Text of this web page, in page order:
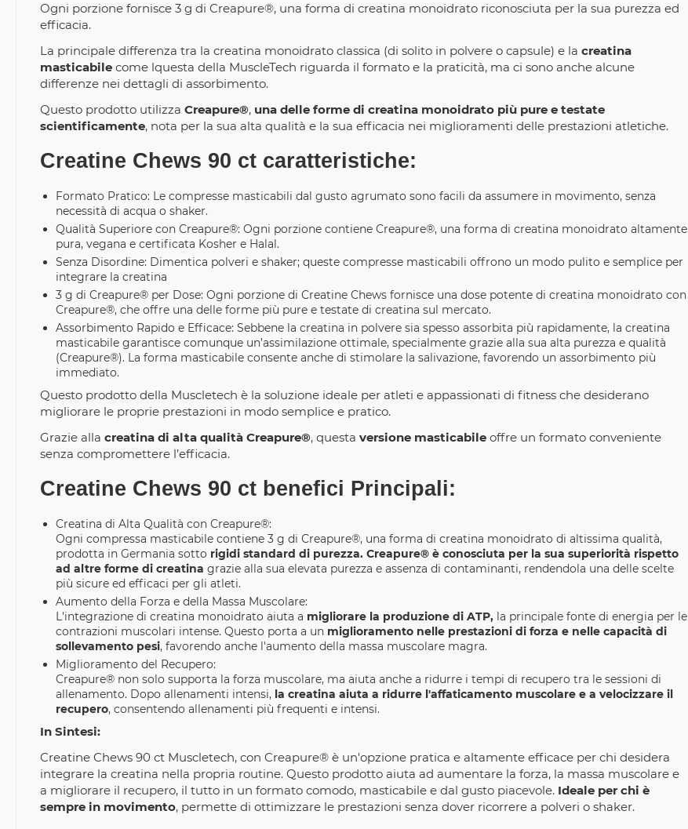
Ogni porzione fornisce 3 g di Creapure®, una forma di creatina monoidrato riconosciuta per la sua purezza ed
efficacia.
La principale differenza tra la creatina monoidrato classica (di solito in polvere o capsule) e la creatina
masticabile come lquesta della MuscleTech riguarda il formato e la praticità, ma ci sono anche alcune
differenze nei dettagli di assorbimento.
Questo prodotto utilizza Creapure®, una delle forme di creatina monoidrato più pure e testate
scientificamente, nota per la sua alta qualità e la sua efficacia nei miglioramenti delle prestazioni atletiche.
Creatine Chews 90 ct caratteristiche:
Formato Pratico: Le compresse masticabili dal gusto agrumato sono facili da assumere in movimento, senza
necessità di acqua o shaker. ​
Qualità Superiore con Creapure®: Ogni porzione contiene Creapure®, una forma di creatina monoidrato altamente
pura, vegana e certificata Kosher e Halal. ​
Senza Disordine: Dimentica polveri e shaker; queste compresse masticabili offrono un modo pulito e semplice per
integrare la creatina
3 g di Creapure® per Dose: Ogni porzione di Creatine Chews fornisce una dose potente di creatina monoidrato con
Creapure®, che offre una delle forme più pure e testate di creatina sul mercato.
Assorbimento Rapido e Efficace: Sebbene la creatina in polvere sia spesso assorbita più rapidamente, la creatina
masticabile garantisce comunque un’assimilazione ottimale, specialmente grazie alla sua alta purezza e qualità
(Creapure®). La forma masticabile consente anche di stimolare la salivazione, favorendo un assorbimento più
immediato.
Questo prodotto della Muscletech è la soluzione ideale per atleti e appassionati di fitness che desiderano
migliorare le proprie prestazioni in modo semplice e pratico.
Grazie alla creatina di alta qualità Creapure®, questa versione masticabile offre un formato conveniente
senza compromettere l’efficacia.
Creatine Chews 90 ct benefici Principali:
Creatina di Alta Qualità con Creapure®:
Ogni compressa masticabile contiene 3 g di Creapure®, una forma di creatina monoidrato di altissima qualità,
prodotta in Germania sotto rigidi standard di purezza. Creapure® è conosciuta per la sua superiorità rispetto
ad altre forme di creatina grazie alla sua elevata purezza e assenza di contaminanti, rendendola una delle scelte
più sicure ed efficaci per gli atleti.
Aumento della Forza e della Massa Muscolare:
L'integrazione di creatina monoidrato aiuta a migliorare la produzione di ATP, la principale fonte di energia per le
contrazioni muscolari intense. Questo porta a un miglioramento nelle prestazioni di forza e nelle capacità di
sollevamento pesi, favorendo anche l'aumento della massa muscolare magra.
Miglioramento del Recupero:
Creapure® non solo supporta la forza muscolare, ma aiuta anche a ridurre i tempi di recupero tra le sessioni di
allenamento. Dopo allenamenti intensi, la creatina aiuta a ridurre l'affaticamento muscolare e a velocizzare il
recupero, consentendo allenamenti più frequenti e intensi.
In Sintesi:
Creatine Chews 90 ct Muscletech, con Creapure® è un'opzione pratica e altamente efficace per chi desidera
integrare la creatina nella propria routine. Questo prodotto aiuta ad aumentare la forza, la massa muscolare e
a migliorare il recupero, il tutto in un formato comodo, masticabile e dal gusto piacevole. Ideale per chi è
sempre in movimento, permette di ottimizzare le prestazioni senza dover ricorrere a polveri o shaker.